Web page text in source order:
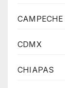
CAMPECHE
CDMX
CHIAPAS